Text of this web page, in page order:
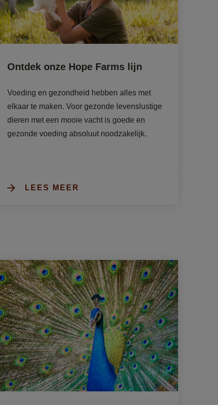
Ontdek onze Hope Farms lijn
Voeding en gezondheid hebben alles met
elkaar te maken. Voor gezonde levenslustige
dieren met een mooie vacht is goede en
gezonde voeding absoluut noodzakelijk.
LEES MEER